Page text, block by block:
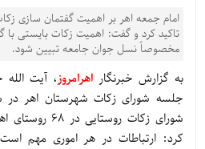
امام جمعه اهر بر اهمیت گفتمان سازی
تاکید کرد و گفت: اهمیت زکات بایستی با
مخصوصاً نسل جوان جامعه تبیین شود.
به گزارش خبرنگاراهرامروز، آیت
جلسه شورای زکات شهرستان اهر در
شورای زکات
کرد: ارتباطات در هر اموری مهم